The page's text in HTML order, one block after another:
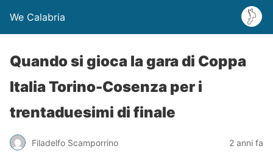
We Calabria
Quando si gioca la gara di Coppa
Italia Torino-Cosenza per i
trentaduesimi di finale
Filadelfo Scamporrino 2 anni fa